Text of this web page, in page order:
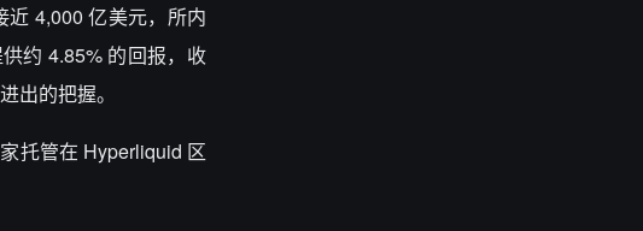
近 4,000亿美元，所内
约 4.85% 的回报，收
出的把握。
托管在 Hyperliquid 区